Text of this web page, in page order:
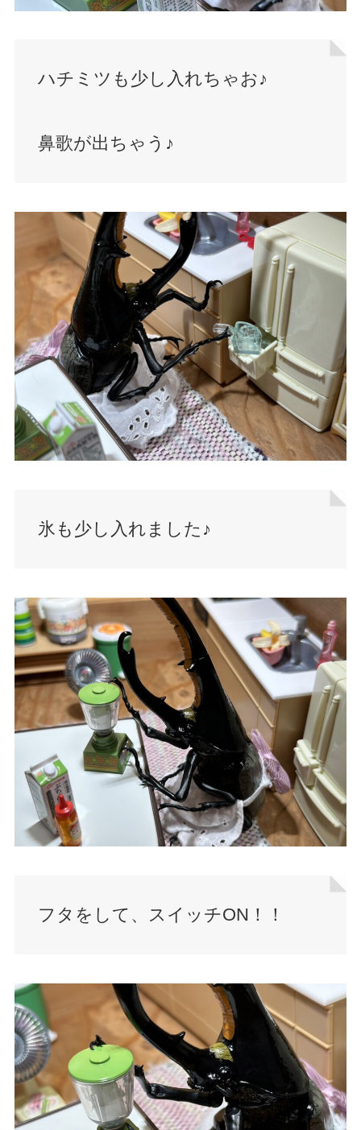
ハチミツも少し入れちゃお♪
鼻歌が出ちゃう♪
氷も少し入れました♪
フタをして、スイッチON！！